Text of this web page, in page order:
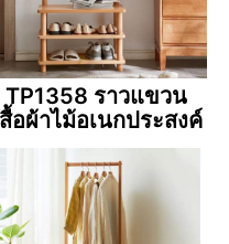
TP1358 ราวแขวน
สื้อผ้าไม้อเนกประสงค์